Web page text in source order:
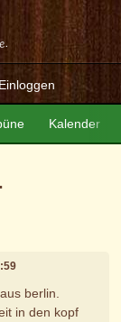
Einloggen
Kalender
berlin.
in den kopf